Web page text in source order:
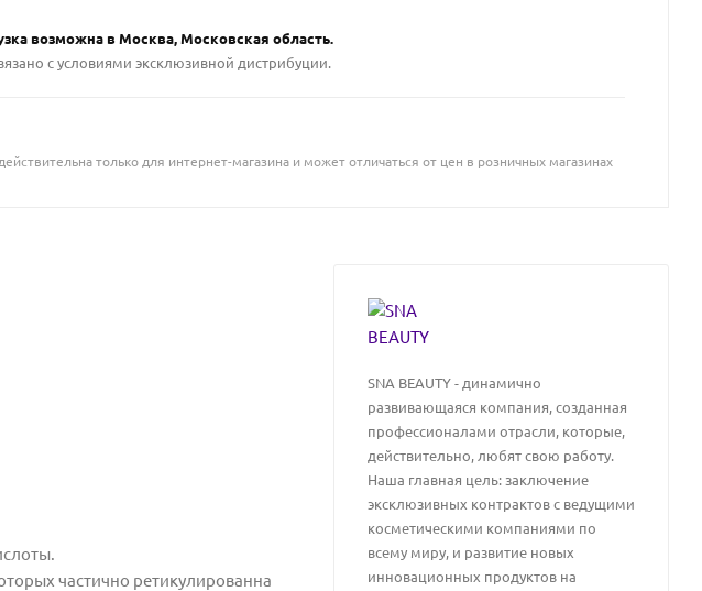
возможна в Москва, Московская область.
с условиями эксклюзивной дистрибуции.
только для интернет-магазина и может отличаться от цен в розничных магазинах
частично ретикулированна
SNA BEAUTY - динамично
развивающаяся компания, созданная
профессионалами отрасли, которые,
действительно, любят свою работу.
Наша главная цель: заключение
эксклюзивных контрактов с ведущими
косметическими компаниями по
всему миру, и развитие новых
инновационных продуктов на